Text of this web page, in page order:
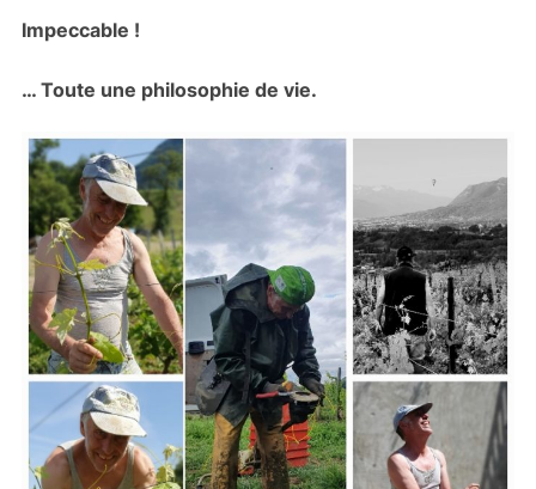
Impeccable !
… Toute une philosophie de vie.